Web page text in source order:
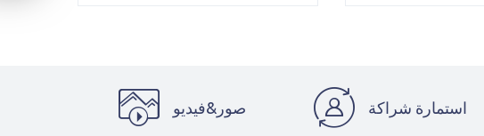
صور&فيديو استمارة شراكة